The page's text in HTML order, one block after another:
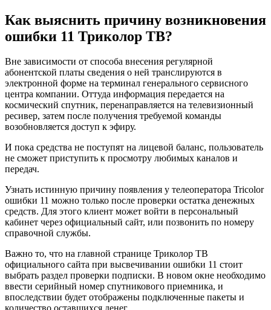
Как выяснить причину возникновения
ошибки 11 Триколор ТВ?
Вне зависимости от способа внесения регулярной
абонентской платы сведения о ней транслируются в
электронной форме на терминал генерального сервисного
центра компании. Оттуда информация передается на
космический спутник, перенаправляется на телевизионный
ресивер, затем после получения требуемой команды
возобновляется доступ к эфиру.
И пока средства не поступят на лицевой баланс, пользователь
не сможет приступить к просмотру любимых каналов и
передач.
Узнать истинную причину появления у телеоператора Tricolor
ошибки 11 можно только после проверки остатка денежных
средств. Для этого клиент может войти в персональный
кабинет через официальный сайт, или позвонить по номеру
справочной службы.
Важно то, что на главной странице Триколор ТВ
официального сайта при высвечивании ошибки 11 стоит
выбрать раздел проверки подписки. В новом окне необходимо
ввести серийный номер спутникового приемника, и
впоследствии будет отображены подключенные пакеты и